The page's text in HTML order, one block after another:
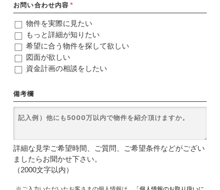
お問い合わせ内容 *
物件を実際に見たい
もっと詳細が知りたい
希望に合う物件を探して欲しい
図面が欲しい
資金計画の相談をしたい
備考欄
詳細な見学ご希望時間、ご質問、ご希望条件などがござい
ましたらお聞かせ下さい。
（2000文字以内）